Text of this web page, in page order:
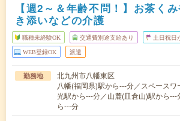
【週2～＆年齢不問！】お茶く
き添いなどの介護
職種未経験OK 交通費別途支給あり 土日祝日
WEB登録OK 派遣
勤務地
北九州市八幡東区
八幡(福岡県)駅から---分／スペース
光駅から---分／山麓(皿倉山)駅から
ら---分